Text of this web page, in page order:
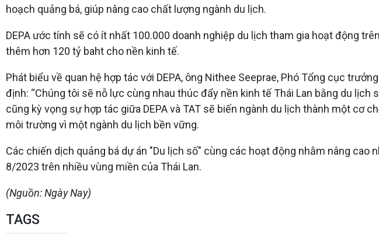
hoạch quảng bá, giúp nâng cao chất lượng ngành du lịch.
DEPA ước tính sẽ có ít nhất 100.000 doanh nghiệp du lịch tham gia hoạt động
thêm hơn 120 tỷ baht cho nền kinh tế.
Phát biểu về quan hệ hợp tác với DEPA, ông Nithee Seeprae, Phó Tổng cục
định: “Chúng tôi sẽ nỗ lực cùng nhau thúc đẩy nền kinh tế Thái Lan bằng du
cũng kỳ vọng sự hợp tác giữa DEPA và TAT sẽ biến ngành du lịch thành một cơ
môi trường vì một ngành du lịch bền vững.
Các chiến dịch quảng bá dự án "Du lịch số" cùng các hoạt động nhằm nâng
8/2023 trên nhiều vùng miền của Thái Lan.
(Nguồn: Ngày Nay)
TAGS